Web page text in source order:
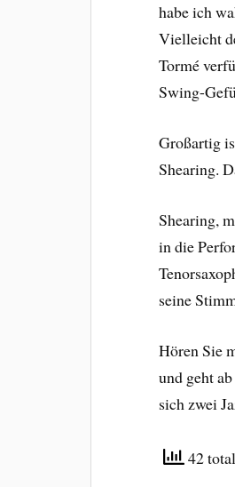
habe ich
Vielleicht
Tormé
Swing-
Großartig
Shearing.
Shearing,
in die
seine
Hören Sie
und geht
sich zwei
42